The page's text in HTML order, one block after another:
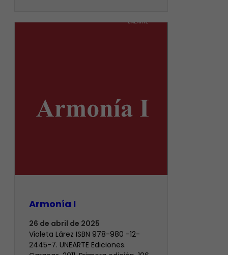
Armonía I
26 de abril de 2025
Violeta Lárez ISBN 978-980 -12-
2445-7. UNEARTE Ediciones.